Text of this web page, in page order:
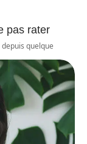
pas rater
depuis quelque